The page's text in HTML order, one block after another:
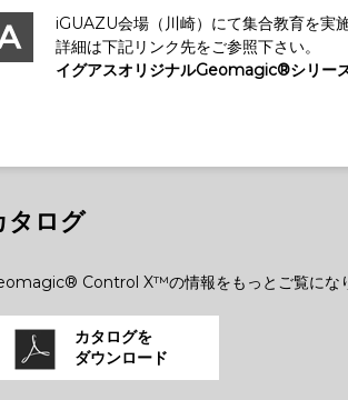
iGUAZU会場（川崎）にて集合教育を実
詳細は下記リンク先をご参照下さい。
イグアスオリジナルGeomagic®シリー
タログ
Control X™の情報をもっとご覧にな
カタログを
ダウンロード